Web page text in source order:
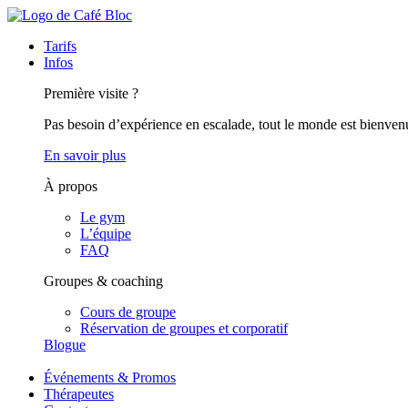
Tarifs
Infos
Première visite ?
Pas besoin d’expérience en escalade, tout le monde est
En savoir plus
À propos
Le gym
L’équipe
FAQ
Groupes & coaching
Cours de groupe
Réservation de groupes et corporatif
Blogue
Événements & Promos
Thérapeutes